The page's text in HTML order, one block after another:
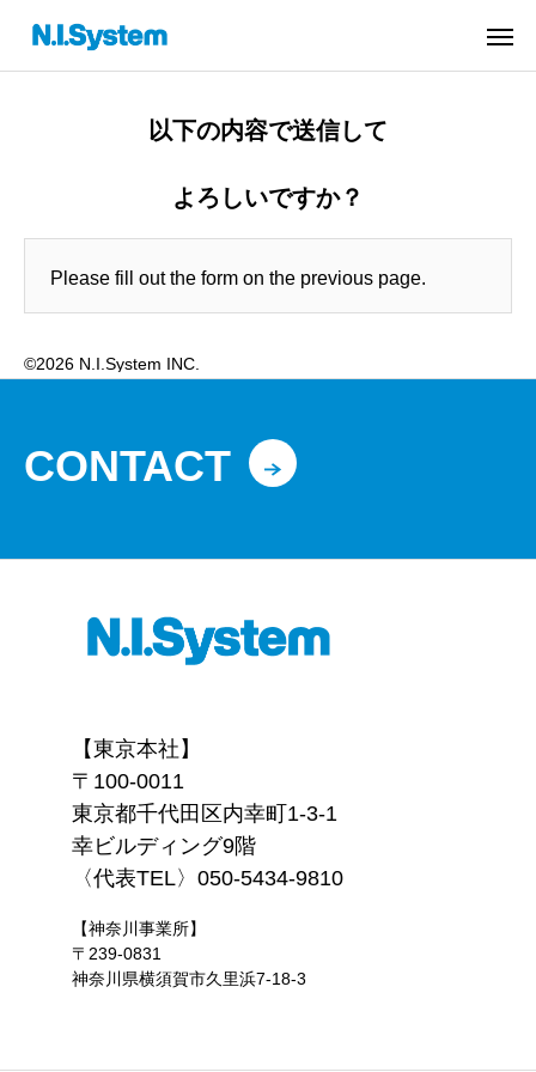
以下の内容で送信して
よろしいですか？
Please fill out the form on the previous page.
©2026 N.I.System INC.
CONTACT
【東京本社】
〒100-0011
東京都千代田区内幸町1-3-1
幸ビルディング9階
〈代表TEL〉050-5434-9810
【神奈川事業所】
〒239-0831
神奈川県横須賀市久里浜7-18-3